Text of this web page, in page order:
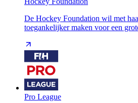
De Hockey Foundation wil met
toegankelijker maken voor een
Pro League